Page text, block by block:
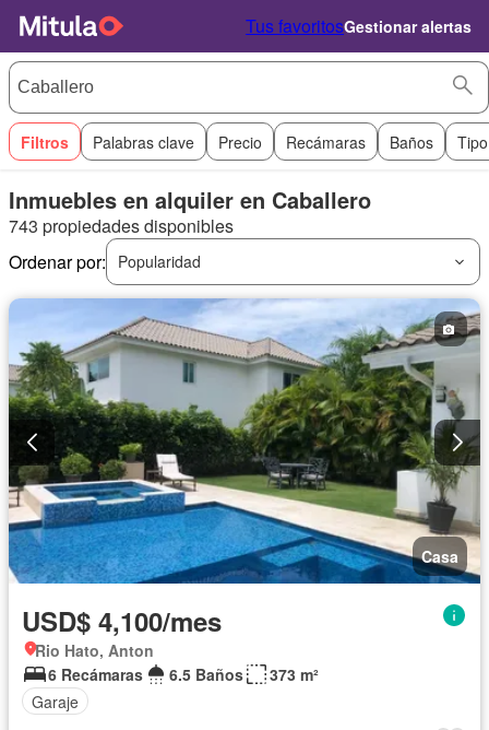
Tus favoritosGestionar alertas
Filtros Palabras clave Precio Recámaras Baños
Inmuebles en alquiler en Caballero
743 propiedades disponibles
Ordenar por:
Popularidad
Casa
USD$ 4,100/mes
Rio Hato, Anton
6 Recámaras
6.5 Baños
373 m²
Garaje